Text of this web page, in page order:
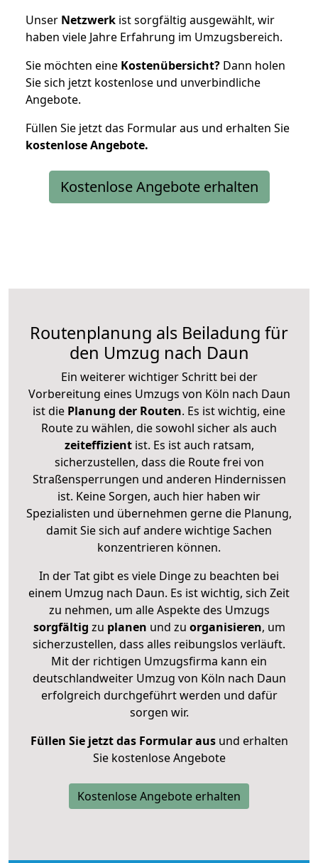
Unser Netzwerk ist sorgfältig ausgewählt, wir
haben viele Jahre Erfahrung im Umzugsbereich.
Sie möchten eine Kostenübersicht? Dann holen
Sie sich jetzt kostenlose und unverbindliche
Angebote.
Füllen Sie jetzt das Formular aus und erhalten Sie
kostenloseAngebote.
Kostenlose Angebote erhalten
Routenplanung als Beiladung für
den Umzug nach Daun
Ein weiterer wichtiger Schritt bei der
Vorbereitung eines Umzugs von Köln nach Daun
ist die Planung der Routen. Es ist wichtig, eine
Route zu wählen, die sowohl sicher als auch
zeiteffizientist. Es ist auch ratsam,
sicherzustellen, dass die Route frei von
Straßensperrungen und anderen Hindernissen
ist. Keine Sorgen, auch hier haben wir
Spezialisten und übernehmen gerne die Planung,
damit Sie sich auf andere wichtige Sachen
konzentrieren können.
In der Tat gibt es viele Dinge zu beachten bei
einem Umzug nach Daun. Es ist wichtig, sich Zeit
zu nehmen, um alle Aspekte des Umzugs
sorgfältig zu planen und zu organisieren, um
sicherzustellen, dass alles reibungslos verläuft.
Mit der richtigen Umzugsfirma kann ein
deutschlandweiter Umzug von Köln nach Daun
erfolgreich durchgeführt werden und dafür
sorgen wir.
Füllen Sie jetzt das Formular ausund erhalten
Sie kostenlose Angebote
Kostenlose Angebote erhalten